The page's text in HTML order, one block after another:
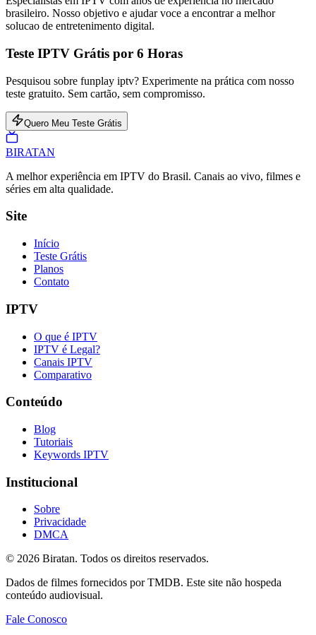
brasileiro. Nosso objetivo e ajudar voce a encontrar a melhor
solucao de entretenimento digital.
Teste IPTV Grátis por 6 Horas
Pesquisou sobre funplay iptv? Experimente na prática com nosso
teste gratuito. Sem cartão, sem compromisso.
Quero Meu Teste Grátis
BIRATAN
A melhor experiência em IPTV do Brasil. Canais ao vivo, filmes e
séries em alta qualidade.
Site
Início
Teste Grátis
Planos
Contato
IPTV
O que é IPTV
IPTV é Legal?
Canais IPTV
Comparativo
Conteúdo
Blog
Tutoriais
Keywords IPTV
Institucional
Sobre
Privacidade
DMCA
© 2026 Biratan. Todos os direitos reservados.
Dados de filmes fornecidos por TMDB. Este site não hospeda
conteúdo audiovisual.
Fale Conosco